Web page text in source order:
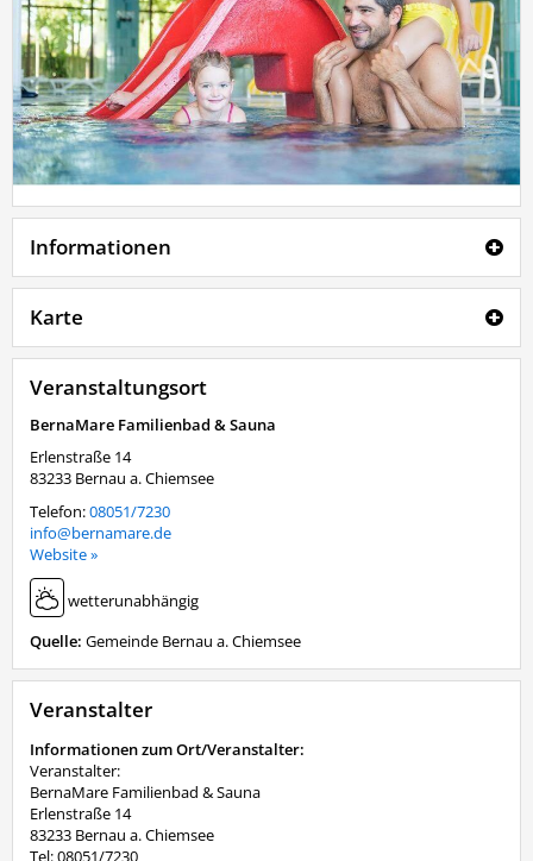
Informationen
Karte
Veranstaltungsort
BernaMare Familienbad & Sauna
Erlenstraße 14
83233 Bernau a. Chiemsee
Telefon:08051/7230
info@bernamare.de
Website »
wetterunabhängig
Quelle: Gemeinde Bernau a. Chiemsee
Veranstalter
Informationen zum Ort/Veranstalter:
Veranstalter:
BernaMare Familienbad & Sauna
Erlenstraße 14
83233 Bernau a. Chiemsee
Tel: 08051/7230